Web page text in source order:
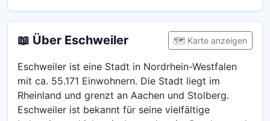
📖 Über Eschweiler 🗺️ Karte anzeigen
Eschweiler ist eine Stadt in Nordrhein-Westfalen
mit ca. 55.171 Einwohnern. Die Stadt liegt im
Rheinland und grenzt an Aachen und Stolberg.
Eschweiler ist bekannt für seine vielfältige